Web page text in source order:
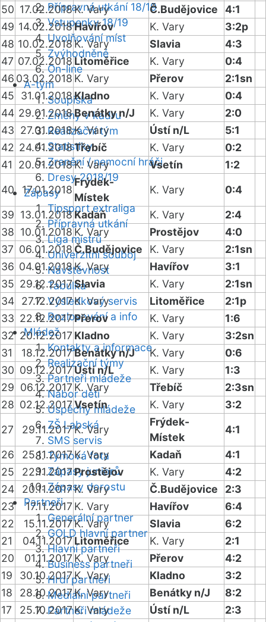
Přípravná utkání 18/19
Vstupenky 18/19
Uvolňování míst
Zvýhodněné
On-line
A-tým
Soupiska
Změny v kádru
Realizační tým
Statistiky
Zranění / nemocní hráči
Dresy 2018/19
Zápasy
Tipsport extraliga
Přípravná utkání
Liga mistrů
Univerzitní souboj
Návštěvnost
Tabulka
Výsledkový servis
Rozlosování a info
Mládež
Kontakty a informace
Realizační týmy
Partneři mládeže
Nábor dětí
Úspěchy mládeže
ZŠ Labská
SMS servis
Týmová fota
Zápasy juniorů
Zápasy dorostu
Partneři
Generální partner
GOLD hlavní partner
Hlavní partneři
Business partneři
Hrdí partneři
Mediální partneři
Partneři mládeže
50 17.02.2018K. Vary Č.Budějovice
4:1
49 14.02.2018Havířov K. Vary
3:2p
48 10.02.2018K. Vary Slavia
4:3
47 07.02.2018Litoměřice K. Vary
0:4
46 03.02.2018 K. Vary Přerov
2:1sn
45
31.01.2018Kladno K. Vary
0:4
44 29.01.2018Benátky n/J K. Vary
2:0
43 27.01.2018K. Vary Ústí n/L
5:1
42 24.01.2018Třebíč K. Vary
0:2
41
20.01.2018K. Vary Vsetín
1:2
40
17.01.2018
Frýdek-
Místek
K. Vary
0:4
39 13.01.2018Kadaň K. Vary
2:4
38 10.01.2018 K. Vary Prostějov
4:0
37 06.01.2018 Č.Budějovice K. Vary
2:1sn
36 04.01.2018K. Vary Havířov
3:1
35 29.12.2017Slavia K. Vary
2:1sn
34
27.12.2017K. Vary Litoměřice
2:1p
33 22.12.2017Přerov K. Vary
1:6
32 20.12.2017 Kladno K. Vary
3:2sn
31
18.12.2017Benátky n/J K. Vary
0:6
30 09.12.2017Ústí n/L K. Vary
1:3
29 06.12.2017 K. Vary Třebíč
2:3sn
28 02.12.2017Vsetín K. Vary
3:2
27
29.11.2017K. Vary
Frýdek-
Místek
4:1
26
25.11.2017K. Vary Kadaň
4:1
25
22.11.2017Prostějov K. Vary
4:2
24
20.11.2017K. Vary Č.Budějovice
2:3
23
17.11.2017 K. Vary Havířov
6:4
22
15.11.2017K. Vary Slavia
6:2
21
04.11.2017Litoměřice K. Vary
2:1
20
01.11.2017 K. Vary Přerov
4:2
19
30.10.2017K. Vary Kladno
3:2
18
28.10.2017K. Vary Benátky n/J
8:2
17
25.10.2017K. Vary Ústí n/L
2:3